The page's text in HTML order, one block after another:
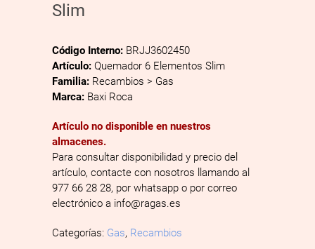
Slim
Código Interno: BRJJ3602450
Artículo: Quemador 6 Elementos Slim
Familia: Recambios > Gas
Marca: Baxi Roca
Artículo no disponible en nuestros
almacenes.
Para consultar disponibilidad y precio del
artículo, contacte con nosotros llamando al
977 66 28 28, por whatsapp o por correo
electrónico a info@ragas.es
Categorías: Gas, Recambios